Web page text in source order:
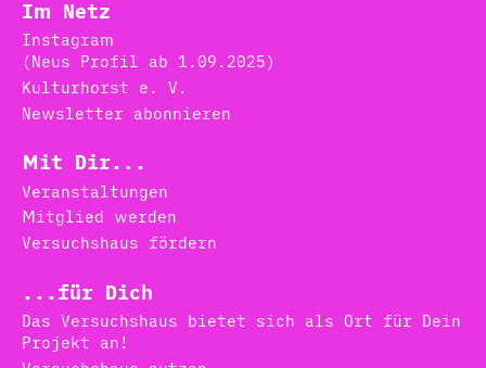
Im Netz
Instagram
(Neus Profil ab 1.09.2025)
Kulturhorst e. V.
Newsletter abonnieren
Mit Dir...
Veranstaltungen
Mitglied werden
Versuchshaus fördern
...für Dich
Das Versuchshaus bietet sich als Ort für Dein
Projekt an!